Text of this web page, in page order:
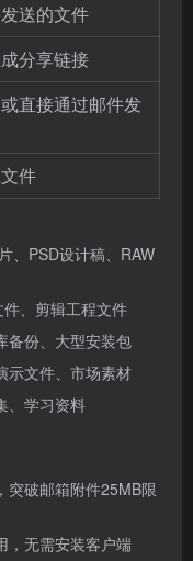
送的文件
分享链接
直接通过邮件发
件
、PSD设计稿、RAW
件、剪辑工程文件
备份、大型安装包
示文件、市场素材
、学习资料
突破邮箱附件25MB限
，无需安装客户端